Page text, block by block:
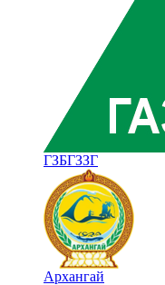
ГЗБГЗЗГ
Архангай